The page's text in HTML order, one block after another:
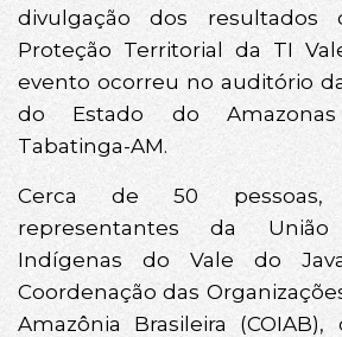
divulgação dos
Proteção Territorial da TI
evento ocorreu no auditório
do Estado do
Tabatinga-AM.
Cerca de 50
representantes da
Indígenas do Vale do
Coordenação das
Amazônia Brasileira